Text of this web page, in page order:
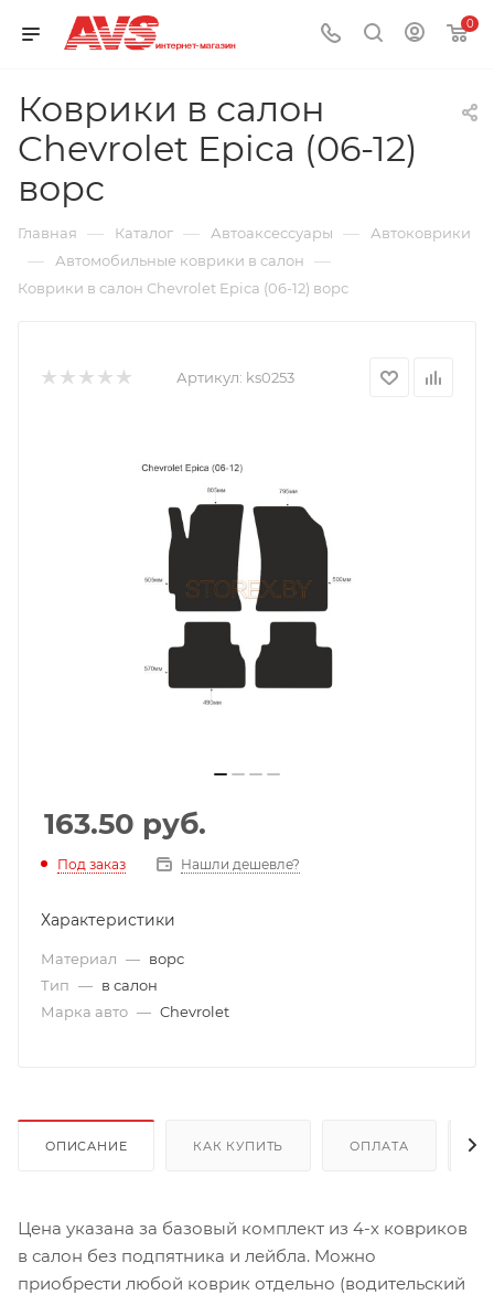
0
Коврики в салон
Chevrolet Epica (06-12)
ворс
Главная — Каталог — Автоаксессуары — Автоковрики
— Автомобильные коврики в салон —
Коврики в салон Chevrolet Epica (06-12) ворс
Артикул: ks0253
163.50 руб.
Под заказ Нашли дешевле?
Характеристики
Материал — ворс
Тип — в салон
Марка авто — Chevrolet
ОПИСАНИЕ КАК КУПИТЬ ОПЛАТА
Цена указана за базовый комплект из 4-х ковриков
в салон без подпятника и лейбла. Можно
приобрести любой коврик отдельно (водительский